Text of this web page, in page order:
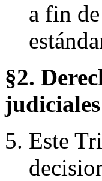
a fin
§2.
judiciales
Este